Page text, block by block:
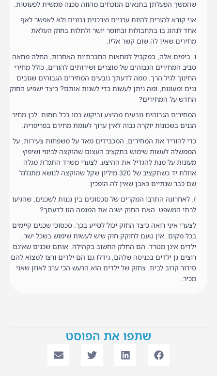
שהמשך הפעלתן בתנאים הנוכחים מהווה סכנה ממשית לפעוטות.
אני קורא להורים להיות ערניים וצרכנים נבונים ולא לאפשר לאף
אחד לנהוג בו בתחבולות ובחוסר יושר ולתלות בחוק העלאת
מחירים שאין לה שום קשר אליו.
ו. בימים אלה, במקביל למחאות החברתיות האחרות, החלה מחאה
סביב המחירים הגבוהים של מוצרים ושירותים להורים, כולל מחירי
החינוך לגיל הרך. ממה לדעתך נובעים המחירים הגבוהים שגובים
גנים ומעונות, ומה ניתן לעשות כדי לשנות אותם? כיצד ישפיע החוק
החדש על המחירים?
המחירים הגבוהים נובעים מהיצע וביקוש כמו בכל תחום. לכן מחיר
הגנים בשכונות יוקרה גבוה לאין ערוך לעומת מחירם בפריפריה.
כדי להוריד את המחירים, המכבידים מאד על משפחות צעירות, על
הממשלה לעשות שימוש בתקציב העצום שהוקצה לבינוי ושיפוץ
מעונות על מנת להגדיל את ההיצע. לצערי משרד התמ"ת מגלה
אוזלת יד כשתקציב של 320 מיליון שקל שהוקצה לנושא מתגלגל
שם כבר שנתיים כאבן שאין לה הופכין.
ז. לאחרונה התרבו המקרים של סכסוכים בין גננות לשכנים, שהגיעו
לבתי המשפט. האם החוק ישנה את המגמה הזו לדעתך?
לצערי איני רואה כיצד החוק יכול לסייע בכך. סכסוכי שכנים קיימים
בכל מקום. אין טעם לחוקק חוק שיש לעשות שימוש בשכל ישר.
ילדים אינן מטרד. הם החלק החשוב בקהילה. אותם שכנים שאינם
רוצים גן ילדים בכניסה שלהם, גידלו גם הם ילדים ורצו למצוא להם
סידור קרוב לבית. צחוק של ילדים הוא הרעש הכי ערב לאוזן שאני
מכיר.
שתפו את הפוסט